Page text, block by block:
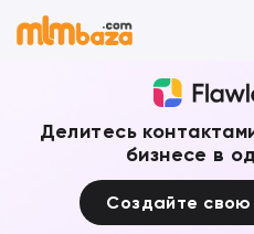
Делитесь
бизнесе в
Создайте свою